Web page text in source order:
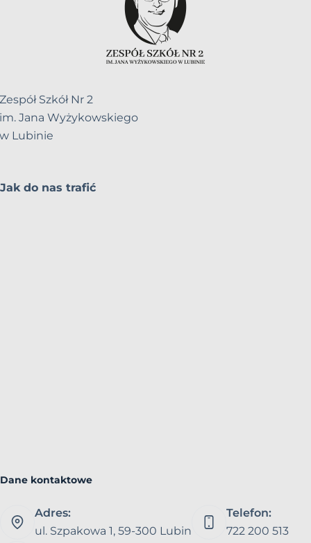
Zespół Szkół Nr 2
im. Jana Wyżykowskiego
w Lubinie
Jak do nas trafić
Dane kontaktowe
Adres:
ul. Szpakowa 1, 59-300 Lubin
Telefon:
722 200 513